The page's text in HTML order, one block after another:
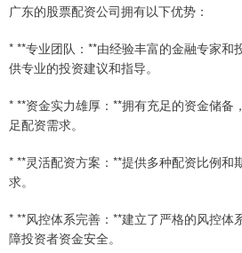
广东的股票配资公司拥有以下优势：
* **专业团队：**由经验丰富的金融专家和
供专业的投资建议和指导。
* **资金实力雄厚：**拥有充足的资金储备
足配资需求。
* **灵活配资方案：**提供多种配资比例和
求。
* **风控体系完善：**建立了严格的风控体
障投资者资金安全。